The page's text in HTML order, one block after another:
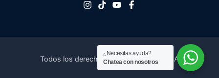
Todos los derechos © 2026 GEM EDUCA
¿Necesitas ayuda?
Chatea con nosotros